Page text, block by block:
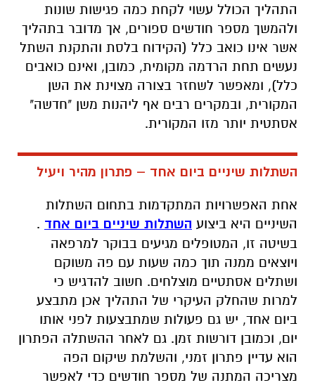
התהליך הכולל עשוי לקחת כמה פגישות שונות
ולהמשך מספר חודשים ספורים, אך מדובר בתהליך
אשר אינו כואב כלל (הקידוח בלסת והתקנת השתל
נעשים תחת הרדמה מקומית, כמובן, ואינם כואבים
כלל), ומאפשר לשחזר בצורה מצוינת את השן
המקורית, ובמקרים רבים אף ליהנות משן "חדשה"
אסתטית יותר מזו המקורית.
השתלות שיניים ביום אחד – פתרון מהיר ויעיל
אחת האפשרויות המתקדמות בתחום השתלות
השיניים היא ביצוע השתלות שיניים ביום אחד .
בשיטה זו, המטופלים מגיעים בבוקר למרפאה
ויוצאים ממנה תוך כמה שעות עם פה משוקם
ושתלים אסתטיים מוצלחים. חשוב להדגיש כי
למרות שהחלק העיקרי של התהליך אכן מתבצע
ביום אחד, יש גם פעולות שמתבצעות לפני אותו
יום, וכמובן דורשות זמן. גם לאחר ההשתלה הפתרון
הוא עדיין פתרון זמני, והשלמת שיקום הפה
מצריכה המתנה של מספר חודשים כדי לאפשר